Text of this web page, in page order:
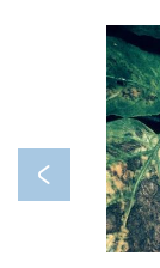
Previous